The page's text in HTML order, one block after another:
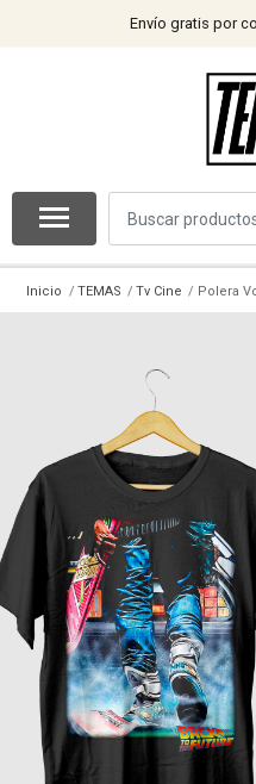
Envío gratis por
Inicio TEMAS Tv Cine Polera